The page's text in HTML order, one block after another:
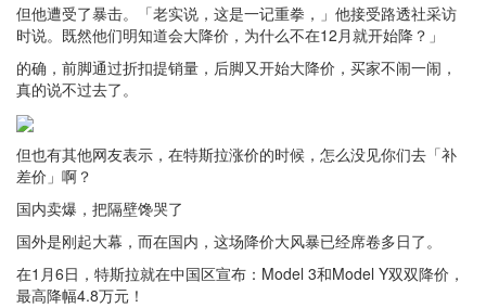
但他遭受了暴击。「老实说，这是一记重拳，」他接受路透社采访
时说。既然他们明知道会大降价，为什么不在12月就开始降？」
的确，前脚通过折扣提销量，后脚又开始大降价，买家不闹一闹，
真的说不过去了。
但也有其他网友表示，在特斯拉涨价的时候，怎么没见你们去「补
差价」啊？
国内卖爆，把隔壁馋哭了
国外是刚起大幕，而在国内，这场降价大风暴已经席卷多日了。
在1月6日，特斯拉就在中国区宣布：Model 3和Model Y双双降价，
最高降幅4.8万元！